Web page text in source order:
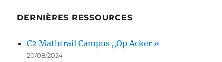
DERNIÈRES RESSOURCES
C2 Mathtrail Campus ,,Op Acker »
20/08/2024